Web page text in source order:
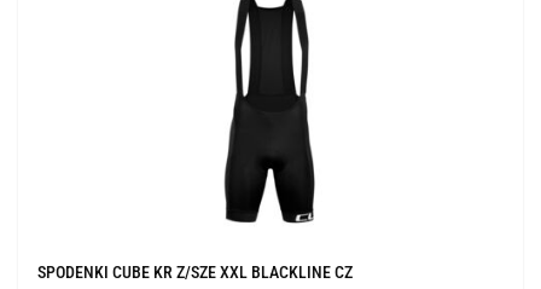
SPODENKI CUBE KR Z/SZE XXL BLACKLINE CZ